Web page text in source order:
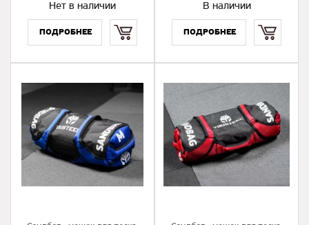
Нет в наличии В наличии